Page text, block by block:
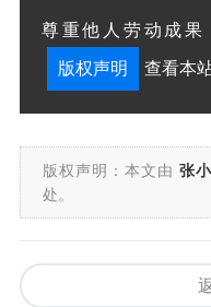
尊重他人劳动成果
版权声明 查看本
版权声明：本文由 张
处。